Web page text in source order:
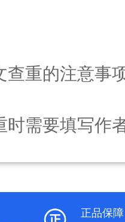
查重的注意事
时需要填写作
正品保障